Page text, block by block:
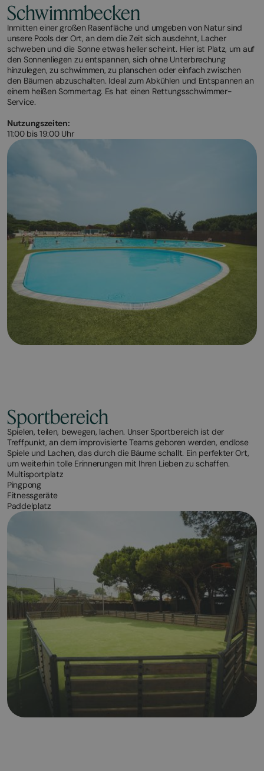
Schwimmbecken
Inmitten einer großen Rasenfläche und umgeben von Natur sind
unsere Pools der Ort, an dem die Zeit sich ausdehnt, Lacher
schweben und die Sonne etwas heller scheint. Hier ist Platz, um auf
den Sonnenliegen zu entspannen, sich ohne Unterbrechung
hinzulegen, zu schwimmen, zu planschen oder einfach zwischen
den Bäumen abzuschalten. Ideal zum Abkühlen und Entspannen an
einem heißen Sommertag. Es hat einen Rettungsschwimmer-
Service.
Nutzungszeiten:
11:00 bis 19:00 Uhr
Sportbereich
Spielen, teilen, bewegen, lachen. Unser Sportbereich ist der
Treffpunkt, an dem improvisierte Teams geboren werden, endlose
Spiele und Lachen, das durch die Bäume schallt. Ein perfekter Ort,
um weiterhin tolle Erinnerungen mit Ihren Lieben zu schaffen.
Multisportplatz
Pingpong
Fitnessgeräte
Paddelplatz